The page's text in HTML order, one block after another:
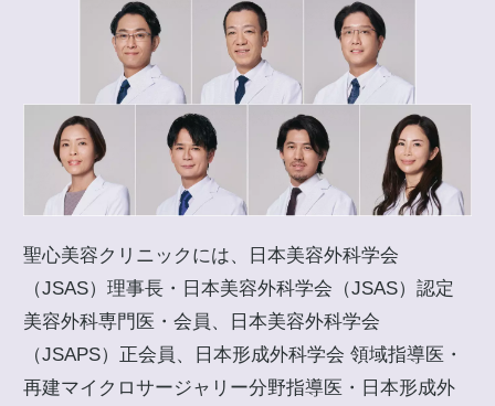
聖心美容クリニックには、日本美容外科学会
（JSAS）理事長・日本美容外科学会（JSAS）認定
美容外科専門医・会員、日本美容外科学会
（JSAPS）正会員、日本形成外科学会 領域指導医・
再建マイクロサージャリー分野指導医・日本形成外